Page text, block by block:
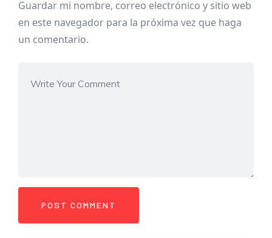
Guardar mi nombre, correo electrónico y sitio web
en este navegador para la próxima vez que haga
un comentario.